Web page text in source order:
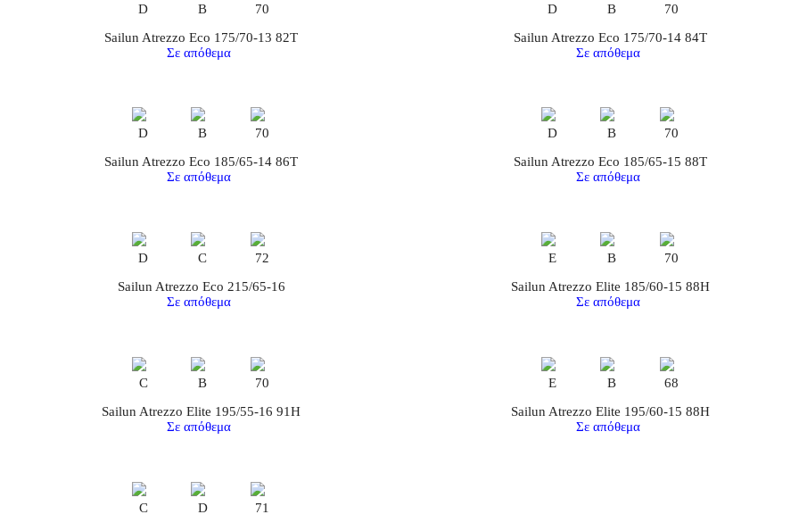
D B
70
Sailun Atrezzo Eco 175/70-13 82T
Σε απόθεμα
D B
70
Sailun Atrezzo Eco 175/70-14 84T
Σε απόθεμα
D B
70
Sailun Atrezzo Eco 185/65-14 86T
Σε απόθεμα
D B
70
Sailun Atrezzo Eco 185/65-15 88T
Σε απόθεμα
D C
72
Sailun Atrezzo Eco 215/65-16
Σε απόθεμα
E B
70
Sailun Atrezzo Elite 185/60-15 88H
Σε απόθεμα
C B
70
Sailun Atrezzo Elite 195/55-16 91H
Σε απόθεμα
E B
68
Sailun Atrezzo Elite 195/60-15 88H
Σε απόθεμα
C D
71